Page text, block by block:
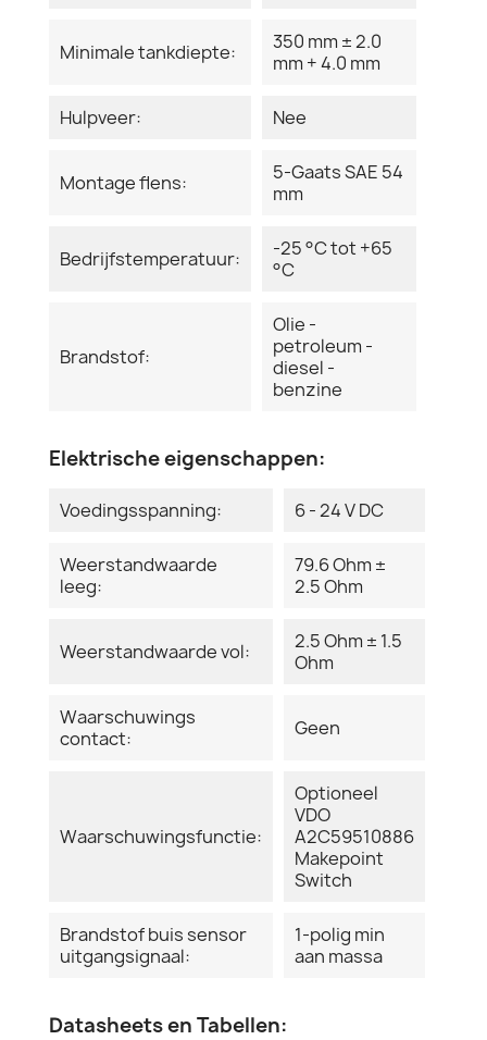
Minimale tankdiepte:
350 mm ± 2.0
mm + 4.0 mm
Hulpveer: Nee
Montage flens:
5-Gaats SAE 54
mm
Bedrijfstemperatuur:
-25 °C tot +65
°C
Brandstof:
Olie -
petroleum -
diesel -
benzine
Elektrische eigenschappen:
Voedingsspanning: 6 - 24 V DC
Weerstandwaarde
leeg:
79.6 Ohm ±
2.5 Ohm
Weerstandwaarde vol:
2.5 Ohm ± 1.5
Ohm
Waarschuwings
contact:
Geen
Waarschuwingsfunctie:
Optioneel
VDO
A2C59510886
Makepoint
Switch
Brandstof buis sensor
uitgangsignaal:
1-polig min
aan massa
Datasheets en Tabellen: